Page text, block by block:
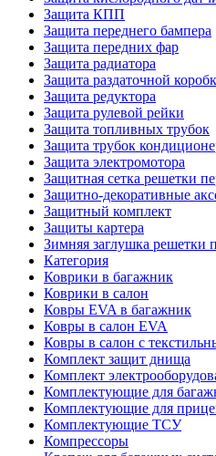
Защита КПП
Защита переднего бампера
Защита передних фар
Защита радиатора
Защита раздаточной
Защита редуктора
Защита рулевой рейки
Защита топливных трубок
Защита трубок
Защита электромотора
Защитная сетка решетки
Защитно-декоративные
Защитный комплект
Защиты картера
Зимняя заглушка решетки
Категория
Коврики в багажник
Коврики в салон
Ковры EVA в багажник
Ковры в салон EVA
Ковры в салон с
Комплект защит днища
Комплект
Комплектующие для
Комплектующие для
Комплектующие ТСУ
Компрессоры